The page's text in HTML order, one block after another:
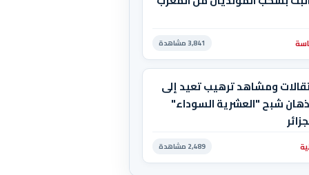
3,841 مشاهدة
ومشاهد ترهيب تعيد إلى
شبح "العشرية السوداء"
2,489 مشاهدة